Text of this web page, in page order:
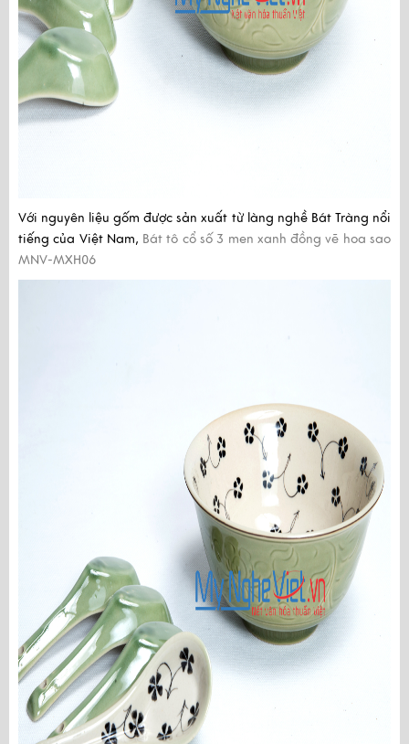
Với nguyên liệu gốm được sản xuất từ làng nghề Bát Tràng nổi
tiếng của Việt Nam, Bát tô cổ số 3 men xanh đồng vẽ hoa sao
MNV-MXH06